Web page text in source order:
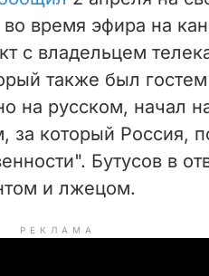
время эфира на
с владельцем
также был
на русском, начал
за который Россия,
Бутусов в
и лжецом.
РЕКЛАМА